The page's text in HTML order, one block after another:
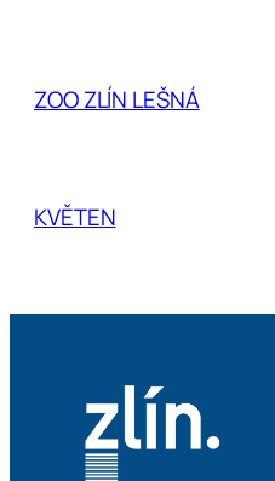
ZOO ZLÍN LEŠNÁ
KVĚTEN